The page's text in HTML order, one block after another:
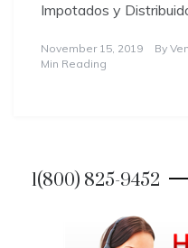
Impotados y
November 15, 2019 By
Min Reading
1(800) 825-9452